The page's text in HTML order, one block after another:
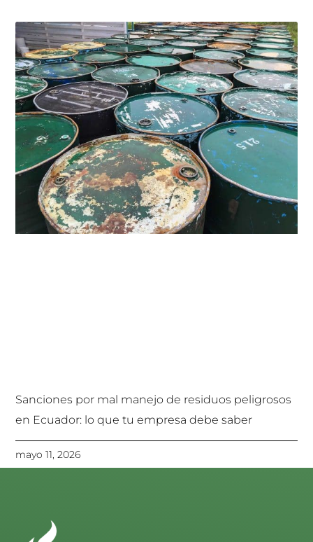
Sanciones por mal manejo de residuos peligrosos
en Ecuador: lo que tu empresa debe saber
mayo 11, 2026